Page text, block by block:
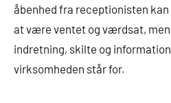
åbenhed fra receptionisten
at være ventet og værdsat,
indretning, skilte og
virksomheden står for.